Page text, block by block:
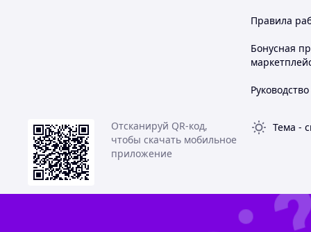
Правила
Бонусная
Отсканируй QR-код,
чтобы скачать мобильное
приложение
Тема -